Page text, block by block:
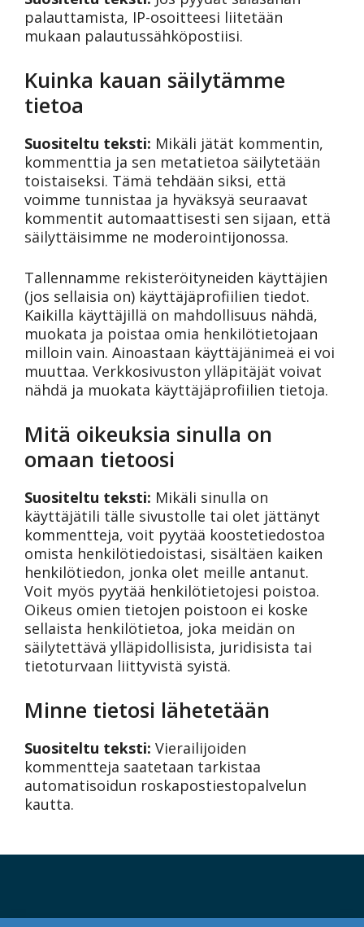
palauttamista, IP-osoitteesi liitetään
mukaan palautussähköpostiisi.
Kuinka kauan säilytämme
tietoa
Suositeltu teksti: Mikäli jätät kommentin,
kommenttia ja sen metatietoa säilytetään
toistaiseksi. Tämä tehdään siksi, että
voimme tunnistaa ja hyväksyä seuraavat
kommentit automaattisesti sen sijaan, että
säilyttäisimme ne moderointijonossa.
Tallennamme rekisteröityneiden käyttäjien
(jos sellaisia on) käyttäjäprofiilien tiedot.
Kaikilla käyttäjillä on mahdollisuus nähdä,
muokata ja poistaa omia henkilötietojaan
milloin vain. Ainoastaan käyttäjänimeä ei voi
muuttaa. Verkkosivuston ylläpitäjät voivat
nähdä ja muokata käyttäjäprofiilien tietoja.
Mitä oikeuksia sinulla on
omaan tietoosi
Suositeltu teksti: Mikäli sinulla on
käyttäjätili tälle sivustolle tai olet jättänyt
kommentteja, voit pyytää koostetiedostoa
omista henkilötiedoistasi, sisältäen kaiken
henkilötiedon, jonka olet meille antanut.
Voit myös pyytää henkilötietojesi poistoa.
Oikeus omien tietojen poistoon ei koske
sellaista henkilötietoa, joka meidän on
säilytettävä ylläpidollisista, juridisista tai
tietoturvaan liittyvistä syistä.
Minne tietosi lähetetään
Suositeltu teksti: Vierailijoiden
kommentteja saatetaan tarkistaa
automatisoidun roskapostiestopalvelun
kautta.